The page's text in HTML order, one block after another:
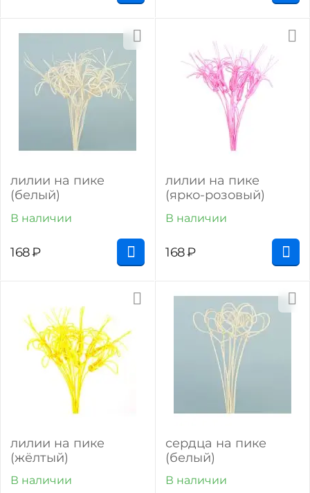
лилии на пике
(белый)
В наличии
168₽
лилии на пике
(ярко-розовый)
В наличии
168₽
лилии на пике
(жёлтый)
В наличии
сердца на пике
(белый)
В наличии